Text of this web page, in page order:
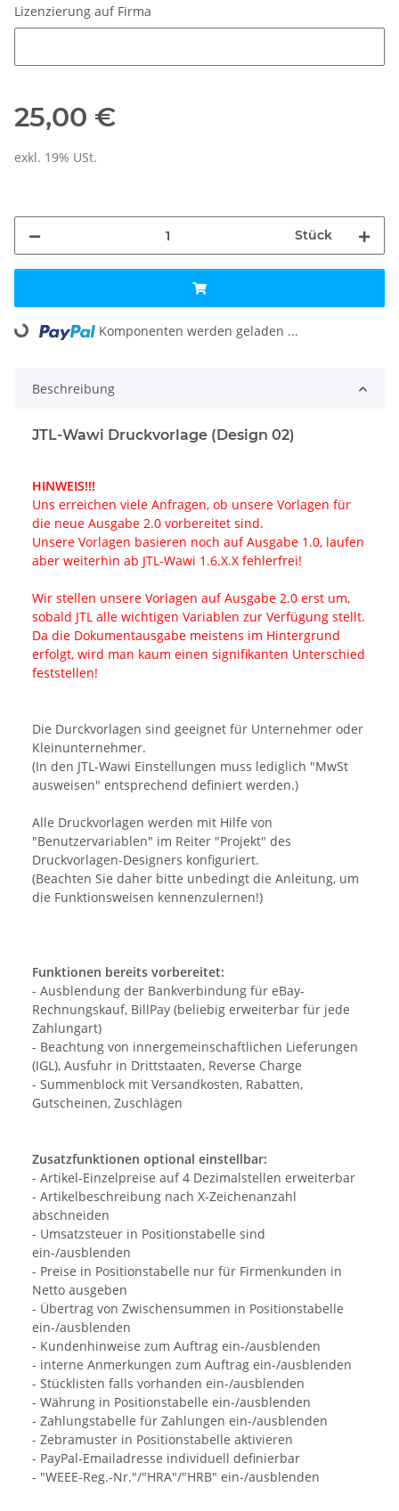
Lizenzierung auf Firma
25,00 €
exkl. 19% USt.
Stück
Loading... Komponenten werden geladen ...
Beschreibung
JTL-Wawi Druckvorlage (Design 02)
HINWEIS!!!
Uns erreichen viele Anfragen, ob unsere Vorlagen für
die neue Ausgabe 2.0 vorbereitet sind.
Unsere Vorlagen basieren noch auf Ausgabe 1.0, laufen
aber weiterhin ab JTL-Wawi 1.6.X.X fehlerfrei!
Wir stellen unsere Vorlagen auf Ausgabe 2.0 erst um,
sobald JTL alle wichtigen Variablen zur Verfügung stellt.
Da die Dokumentausgabe meistens im Hintergrund
erfolgt, wird man kaum einen signifikanten Unterschied
feststellen!
Die Durckvorlagen sind geeignet für Unternehmer oder
Kleinunternehmer.
(In den JTL-Wawi Einstellungen muss lediglich "MwSt
ausweisen" entsprechend definiert werden.)
Alle Druckvorlagen werden mit Hilfe von
"Benutzervariablen" im Reiter "Projekt" des
Druckvorlagen-Designers konfiguriert.
(Beachten Sie daher bitte unbedingt die Anleitung, um
die Funktionsweisen kennenzulernen!)
Funktionen bereits vorbereitet:
- Ausblendung der Bankverbindung für eBay-
Rechnungskauf, BillPay (beliebig erweiterbar für jede
Zahlungart)
- Beachtung von innergemeinschaftlichen Lieferungen
(IGL), Ausfuhr in Drittstaaten, Reverse Charge
- Summenblock mit Versandkosten, Rabatten,
Gutscheinen, Zuschlägen
Zusatzfunktionen optional einstellbar:
- Artikel-Einzelpreise auf 4 Dezimalstellen erweiterbar
- Artikelbeschreibung nach X-Zeichenanzahl
abschneiden
- Umsatzsteuer in Positionstabelle sind
ein-/ausblenden
- Preise in Positionstabelle nur für Firmenkunden in
Netto ausgeben
- Übertrag von Zwischensummen in Positionstabelle
ein-/ausblenden
- Kundenhinweise zum Auftrag ein-/ausblenden
- interne Anmerkungen zum Auftrag ein-/ausblenden
- Stücklisten falls vorhanden ein-/ausblenden
- Währung in Positionstabelle ein-/ausblenden
- Zahlungstabelle für Zahlungen ein-/ausblenden
- Zebramuster in Positionstabelle aktivieren
- PayPal-Emailadresse individuell definierbar
- "WEEE-Reg.-Nr."/"HRA"/"HRB" ein-/ausblenden